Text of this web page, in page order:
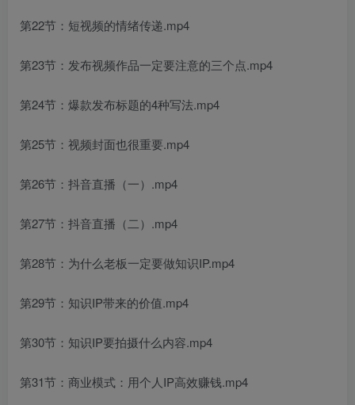
第22节：短视频的情绪传递.mp4
第23节：发布视频作品一定要注意的三个点.mp4
第24节：爆款发布标题的4种写法.mp4
第25节：视频封面也很重要.mp4
第26节：抖音直播（一）.mp4
第27节：抖音直播（二）.mp4
第28节：为什么老板一定要做知识IP.mp4
第29节：知识IP带来的价值.mp4
第30节：知识IP要拍摄什么内容.mp4
第31节：商业模式：用个人IP高效赚钱.mp4